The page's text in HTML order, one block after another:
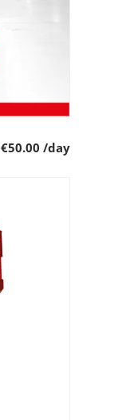
€50.00 /day